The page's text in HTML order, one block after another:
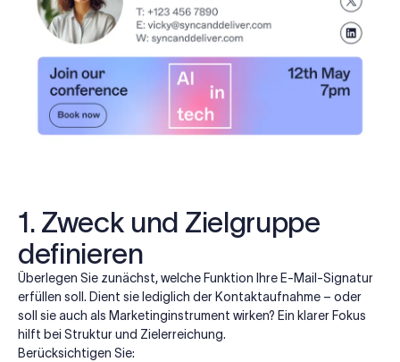
1. Zweck und Zielgruppe
definieren
Überlegen Sie zunächst, welche Funktion Ihre E-Mail-Signatur
erfüllen soll. Dient sie lediglich der Kontaktaufnahme – oder
soll sie auch als Marketinginstrument wirken? Ein klarer Fokus
hilft bei Struktur und Zielerreichung.
Berücksichtigen Sie: